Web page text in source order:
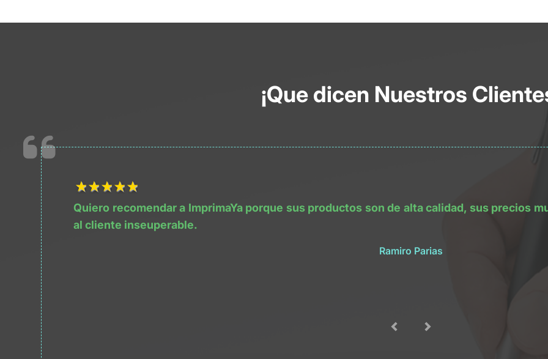
¡Que dicen Nuestros
1Título
2Título
3Título
4Título
Quiero recomendar a ImprimaYa porque sus productos son de alta calidad, sus precios
al cliente inseuperable.
Ramiro Parias